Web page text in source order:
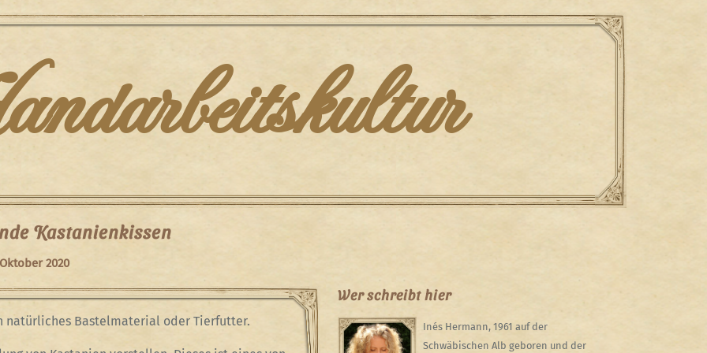
Kastanienkissen
2020
natürliches Bastelmaterial oder Tierfutter.
Wer schreibt hier
Inés Hermann, 1961 auf der
Schwäbischen Alb geboren und der